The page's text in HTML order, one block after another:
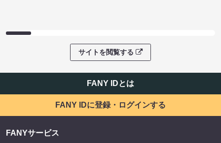
サイトを閲覧する
FANY IDとは
FANY IDに登録・ログインする
FANYサービス